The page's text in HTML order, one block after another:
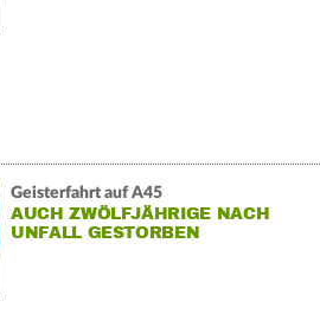
Geisterfahrt auf A45
AUCH ZWÖLFJÄHRIGE NACH
UNFALL GESTORBEN